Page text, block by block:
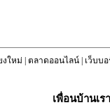
งใหม่ | ตลาดออนไลน์| เว็บบอ
เพื่อนบ้านเ